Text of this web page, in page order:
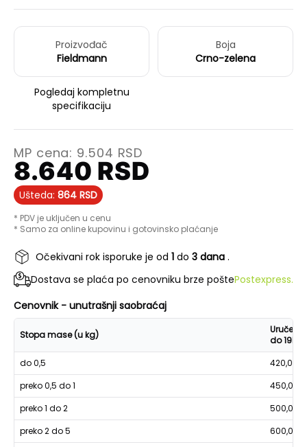
Proizvođač
Fieldmann
Boja
Crno-zelena
Pogledaj kompletnu
specifikaciju
MP cena: 9.504 RSD
8.640 RSD
Ušteda: 864 RSD
* PDV je uključen u cenu
* Samo za online kupovinu i gotovinsko plaćanje
Očekivani rok isporuke je od 1 do 3 dana .
Dostava se plaća po cenovniku brze poštePostexpress.
Cenovnik - unutrašnji saobraćaj
Stopa mase (u kg)
Uručenje
do 19h
do 0,5
420,00
preko 0,5 do 1
450,00
preko 1 do 2
500,00
preko 2 do 5
600,00